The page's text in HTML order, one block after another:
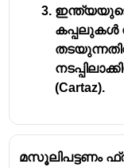
ഇന്ത്യയുടെ
കപ്പലുകൾ
(Cartaz).
മസൂലിപട്ടണം